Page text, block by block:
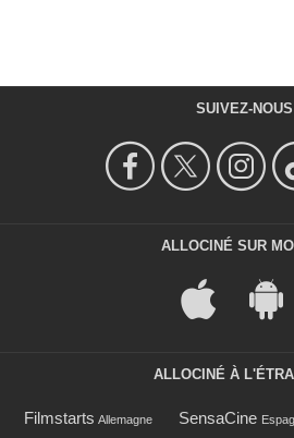
SUIVEZ-NOUS
ALLOCINÉ SUR
ALLOCINÉ À
Filmstarts Allemagne SensaCine